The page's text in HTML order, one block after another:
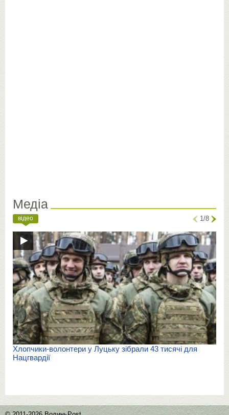
Медіа
відео 1/8
Хлопчики-волонтери у Луцьку зібрали 43 тисячі для
Нацгвардії